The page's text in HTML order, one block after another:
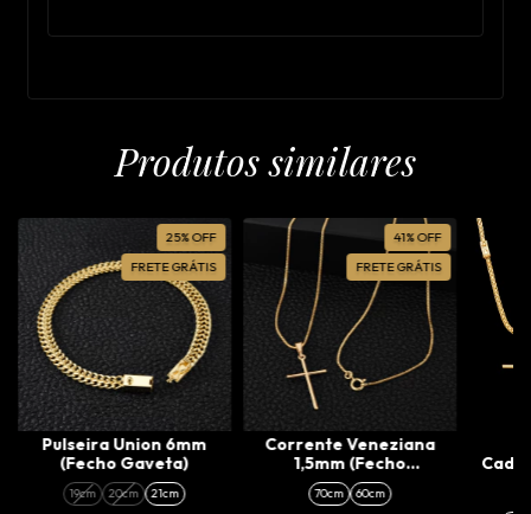
Produtos similares
25%OFF
FRETE GRÁTIS
Pulseira Union 6mm
(Fecho Gaveta)
19cm 20cm 21cm
41%OFF
FRETE GRÁTIS
Corrente Veneziana
1,5mm (Fecho
Tradicional) +
Pingente Cruz Agulha
70cm 60cm